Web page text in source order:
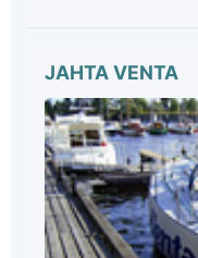
JAHTA VENTA